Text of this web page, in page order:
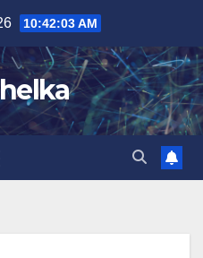
10:42:04 AM